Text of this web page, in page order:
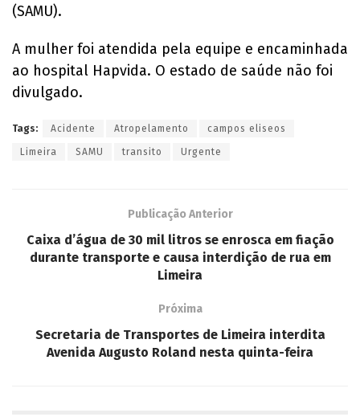
(SAMU).
A mulher foi atendida pela equipe e encaminhada
ao hospital Hapvida. O estado de saúde não foi
divulgado.
Tags: Acidente Atropelamento campos eliseos
Limeira SAMU transito Urgente
Publicação Anterior
Caixa d’água de 30 mil litros se enrosca em fiação
durante transporte e causa interdição de rua em
Limeira
Próxima
Secretaria de Transportes de Limeira interdita
Avenida Augusto Roland nesta quinta-feira